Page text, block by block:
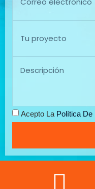
Acepto La Política De